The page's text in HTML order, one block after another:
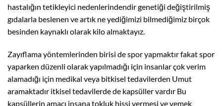
hastalığın tetikleyici nedenlerindendir genetiği değiştirilmiş
gıdalarla beslenen ve artık ne yediğimizi bilmediğimiz birçok
besinden kaynaklı olarak kilo almaktayız.
Zayıflama yöntemlerinden birisi de spor yapmaktır fakat spor
yaparken düzenli olarak yapılmadığı için insanlar çok verim
alamadığı için medikal veya bitkisel tedavilerden Umut
aramaktadır itkisel tedavilerde de kapsüller vardır Bu
kapsüllerin amacı insana tokluk hissi vermesi ve yemek